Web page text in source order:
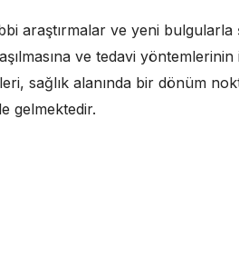
araştırmalar ve yeni bulgularla
ve tedavi
sağlık alanında bir dönüm
gelmektedir.